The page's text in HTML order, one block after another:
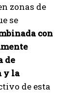
zonas de
se
con
de
y la
de esta